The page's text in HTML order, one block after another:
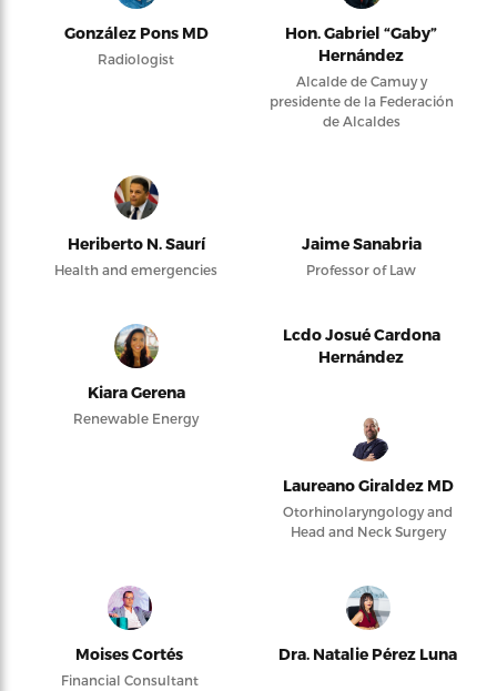
González Pons MD
Radiologist
Hon. Gabriel “Gaby”
Hernández
Alcalde de Camuy y
presidente de la Federación
de Alcaldes
Heriberto N. Saurí
Health and emergencies
Jaime Sanabria
Professor of Law
Kiara Gerena
Renewable Energy
Lcdo Josué Cardona
Hernández
Laureano Giraldez MD
Otorhinolaryngology and
Head and Neck Surgery
Moises Cortés
Financial Consultant
Dra. Natalie Pérez Luna